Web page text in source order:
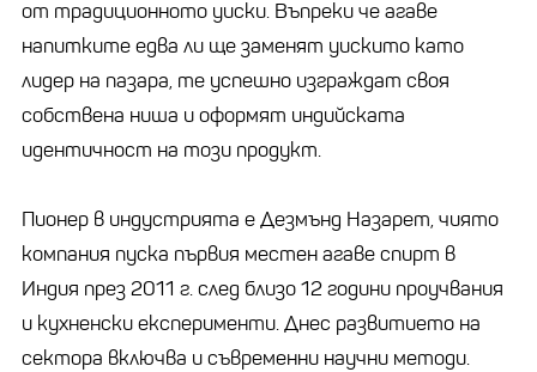
от традиционното уиски. Въпреки че агаве
напитките едва ли ще заменят уискито като
лидер на пазара, те успешно изграждат своя
собствена ниша и оформят индийската
идентичност на този продукт.
Пионер в индустрията е Дезмънд Назарет, чиято
компания пуска първия местен агаве спирт в
Индия през 2011 г. след близо 12 години проучвания
и кухненски експерименти. Днес развитието на
сектора включва и съвременни научни методи.